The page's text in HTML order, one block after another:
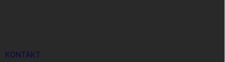
KONTAKT